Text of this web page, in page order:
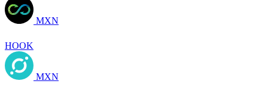
MXN
HOOK
MXN